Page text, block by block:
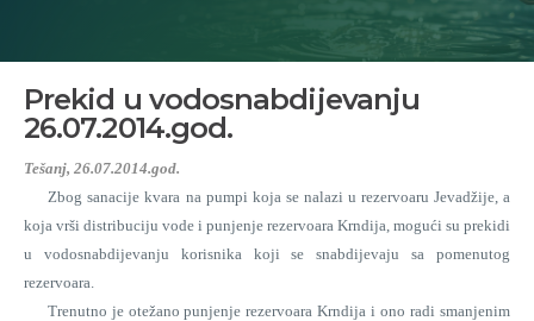
Prekid u vodosnabdijevanju
26.07.2014.god.
Tešanj, 26.07.2014.god.
Zbog sanacije kvara na pumpi koja se nalazi u rezervoaru Jevadžije, a
koja vrši distribuciju vode i punjenje rezervoara Krndija, mogući su prekidi
u vodosnabdijevanju korisnika koji se snabdijevaju sa pomenutog
rezervoara.
Trenutno je otežano punjenje rezervoara Krndija i ono radi smanjenim